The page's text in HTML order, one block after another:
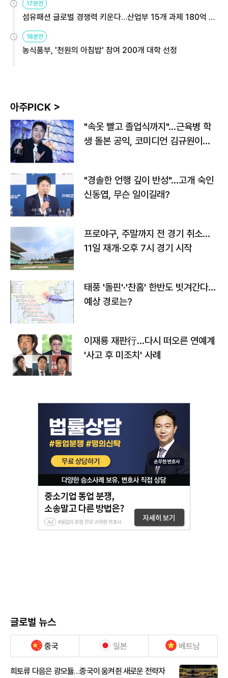
17분전
섬유패션 글로벌 경쟁력 키운다…산업부 15개 과제 180억 지
원
18분전
농식품부, '천원의 아침밥' 참여 200개 대학 선정
아주PICK >
"속옷 빨고 졸업식까지"…근육병 학
생 돌본 공익, 코미디언 김규원이었
"경솔한 언행 깊이 반성"…고개 숙인
신동엽, 무슨 일이길래?
프로야구, 주말까지 전 경기 취소…
11일 재개·오후 7시 경기 시작
태풍 '돌핀'·'찬홈' 한반도 빗겨간다…
예상 경로는?
이재룡 재판行…다시 떠오른 연예계
'사고 후 미조치' 사례
글로벌 뉴스
중국 일본 베트남
희토류 다음은 광모듈…중국이 움켜쥔 새로운 전략자